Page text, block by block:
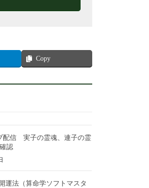
Copy
配信 実子の霊魂、連子の霊
認
運法（算命学ソフトマスタ